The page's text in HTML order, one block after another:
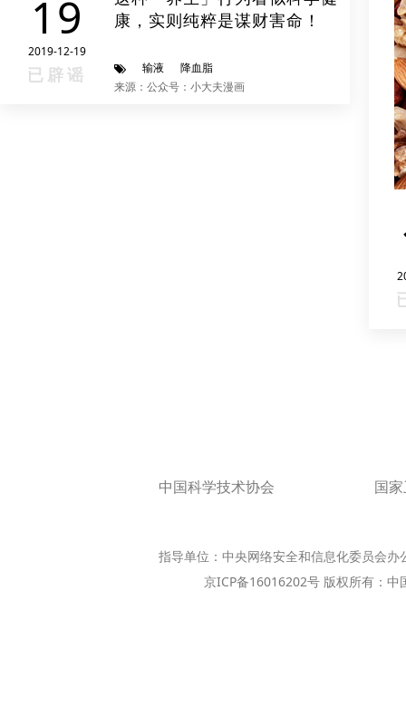
19
2019-12-19
已辟谣
康，实则纯粹是谋财害命！
输液
降血脂
来源：公众号：小大夫漫画
中国科学技术协会 国
指导单位：中央网络安全和信息化委员会
京ICP备16016202号 版权所有：